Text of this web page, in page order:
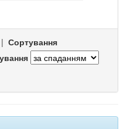
| Сортування